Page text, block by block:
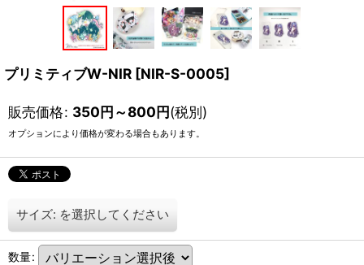
プリミティブW-NIR [NIR-S-0005]
販売価格: 350円～800円(税別)
オプションにより価格が変わる場合もあります。
サイズ: を選択してください
数量: